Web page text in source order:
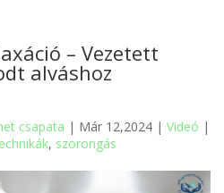
– Vezetett
alváshoz
csapata | Már 12,2024 | Videó |
, szorongás